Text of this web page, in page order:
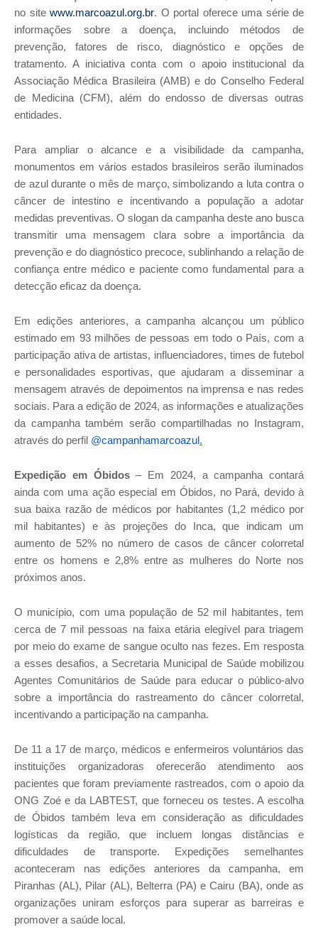
no site www.marcoazul.org.br. O portal oferece uma série de
informações sobre a doença, incluindo métodos de
prevenção, fatores de risco, diagnóstico e opções de
tratamento. A iniciativa conta com o apoio institucional da
Associação Médica Brasileira (AMB) e do Conselho Federal
de Medicina (CFM), além do endosso de diversas outras
entidades.
Para ampliar o alcance e a visibilidade da campanha,
monumentos em vários estados brasileiros serão iluminados
de azul durante o mês de março, simbolizando a luta contra o
câncer de intestino e incentivando a população a adotar
medidas preventivas. O slogan da campanha deste ano busca
transmitir uma mensagem clara sobre a importância da
prevenção e do diagnóstico precoce, sublinhando a relação de
confiança entre médico e paciente como fundamental para a
detecção eficaz da doença.
Em edições anteriores, a campanha alcançou um público
estimado em 93 milhões de pessoas em todo o País, com a
participação ativa de artistas, influenciadores, times de futebol
e personalidades esportivas, que ajudaram a disseminar a
mensagem através de depoimentos na imprensa e nas redes
sociais. Para a edição de 2024, as informações e atualizações
da campanha também serão compartilhadas no Instagram,
através do perfil @campanhamarcoazul.
Expedição em Óbidos– Em 2024, a campanha contará
ainda com uma ação especial em Óbidos, no Pará, devido à
sua baixa razão de médicos por habitantes (1,2 médico por
mil habitantes) e às projeções do Inca, que indicam um
aumento de 52% no número de casos de câncer colorretal
entre os homens e 2,8% entre as mulheres do Norte nos
próximos anos.
O município, com uma população de 52 mil habitantes, tem
cerca de 7 mil pessoas na faixa etária elegível para triagem
por meio do exame de sangue oculto nas fezes. Em resposta
a esses desafios, a Secretaria Municipal de Saúde mobilizou
Agentes Comunitários de Saúde para educar o público-alvo
sobre a importância do rastreamento do câncer colorretal,
incentivando a participação na campanha.
De 11 a 17 de março, médicos e enfermeiros voluntários das
instituições organizadoras oferecerão atendimento aos
pacientes que foram previamente rastreados, com o apoio da
ONG Zoé e da LABTEST, que forneceu os testes. A escolha
de Óbidos também leva em consideração as dificuldades
logísticas da região, que incluem longas distâncias e
dificuldades de transporte. Expedições semelhantes
aconteceram nas edições anteriores da campanha, em
Piranhas (AL), Pilar (AL), Belterra (PA) e Cairu (BA), onde as
organizações uniram esforços para superar as barreiras e
promover a saúde local.